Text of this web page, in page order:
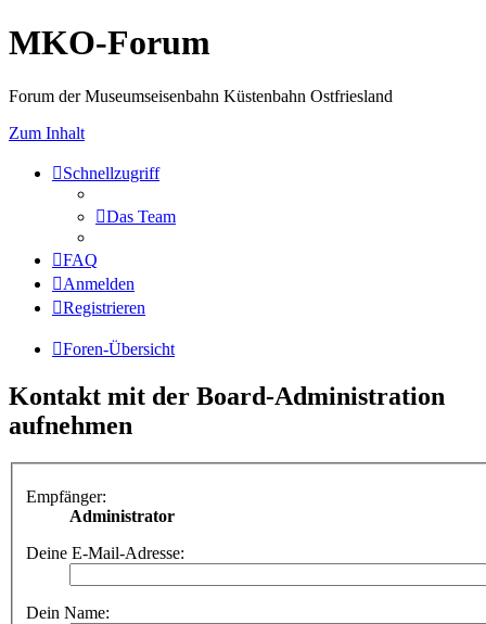
MKO-Forum
Forum der Museumseisenbahn Küstenbahn Ostfriesland
Zum Inhalt
Schnellzugriff
Das Team
FAQ
Anmelden
Registrieren
Foren-Übersicht
Kontakt mit der Board-Administration
aufnehmen
Empfänger:
Administrator
Deine E-Mail-Adresse:
Dein Name: